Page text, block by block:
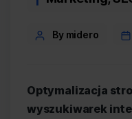
PostBy midero
Optymalizacja
wyszukiwarek